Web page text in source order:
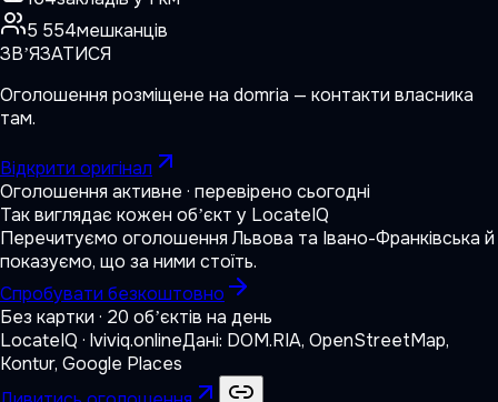
5 554мешканців
ЗВʼЯЗАТИСЯ
Оголошення розміщене на domria — контакти власника
там.
Відкрити оригінал
Оголошення активне · перевірено сьогодні
Так виглядає кожен обʼєкт у LocateIQ
Перечитуємо оголошення Львова та Івано-Франківська й
показуємо, що за ними стоїть.
Спробувати безкоштовно
Без картки · 20 обʼєктів на день
LocateIQ · lviviq.onlineДані: DOM.RIA, OpenStreetMap,
Kontur, Google Places